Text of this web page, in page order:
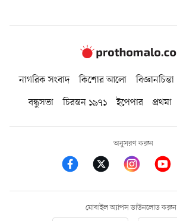
নাগরিক সংবাদ কিশোর আলো বিজ্ঞানচিন্তা
বন্ধুসভা
চিরন্তন ১৯৭১ ইপেপার প্রথমা
অনুসরণ করুন
মোবাইল অ্যাপস ডাউনলোড করুন